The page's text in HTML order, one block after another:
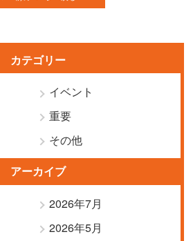
カテゴリー
イベント
重要
その他
アーカイブ
2026年7月
2026年5月